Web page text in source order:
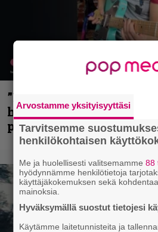
”Mitalini näyttää ihan
huippu-uimari
palkinnollaan
Arvostamme yksityisyyttäsi
Tarvitsemme
henkilökohtaisen
Me ja huolellisesti valitsemamme88
hyödynnämme henkilötietoja
käyttäjäkokemuksen sekä
mainoksia.
Hyväksymällä suostut tietojesi
Käytämme laitetunnisteita ja